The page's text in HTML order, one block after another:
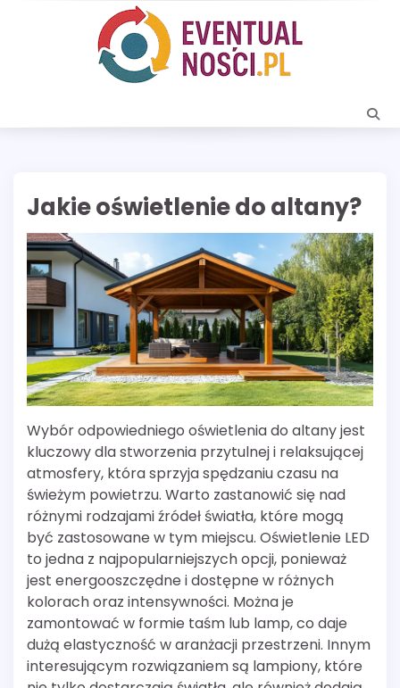
Jakie oświetlenie do altany?
Wybór odpowiedniego oświetlenia do altany jest
kluczowy dla stworzenia przytulnej i relaksującej
atmosfery, która sprzyja spędzaniu czasu na
świeżym powietrzu. Warto zastanowić się nad
różnymi rodzajami źródeł światła, które mogą
być zastosowane w tym miejscu. Oświetlenie LED
to jedna z najpopularniejszych opcji, ponieważ
jest energooszczędne i dostępne w różnych
kolorach oraz intensywności. Można je
zamontować w formie taśm lub lamp, co daje
dużą elastyczność w aranżacji przestrzeni. Innym
interesującym rozwiązaniem są lampiony, które